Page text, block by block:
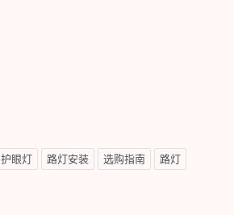
护眼灯 路灯安装 选购指南 路灯